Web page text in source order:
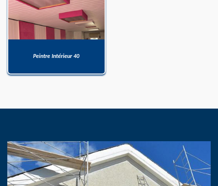
Peintre Intérieur 40